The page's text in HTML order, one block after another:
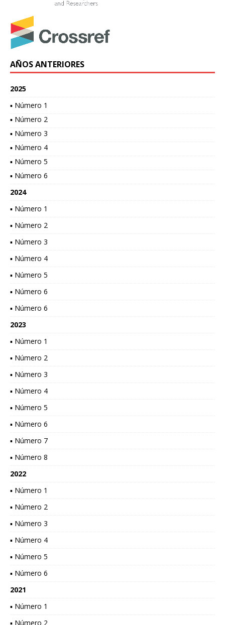
AÑOS ANTERIORES
2025
▪ Número 1
▪ Número 2
▪ Número 3
▪ Número 4
▪ Número 5
▪ Número 6
2024
▪ Número 1
▪ Número 2
▪ Número 3
▪ Número 4
▪ Número 5
▪ Número 6
▪ Número 6
2023
▪ Número 1
▪ Número 2
▪ Número 3
▪ Número 4
▪ Número 5
▪ Número 6
▪ Número 7
▪ Número 8
2022
▪ Número 1
▪ Número 2
▪ Número 3
▪ Número 4
▪ Número 5
▪ Número 6
2021
▪ Número 1
▪ Número 2